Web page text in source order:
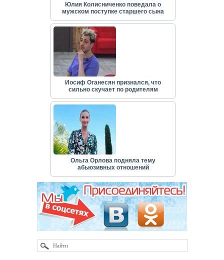
Юлия Колисниченко поведала о
мужском поступке старшего сына
Иосиф Оганесян признался, что
сильно скучает по родителям
Ольга Орлова подняла тему
абьюзивных отношений